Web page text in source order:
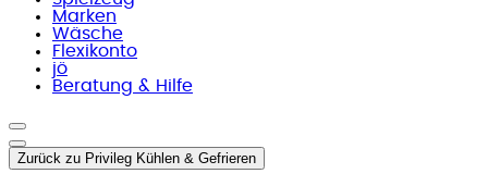
Marken
Wäsche
Flexikonto
jö
Beratung & Hilfe
Zurück zu Privileg Kühlen & Gefrieren